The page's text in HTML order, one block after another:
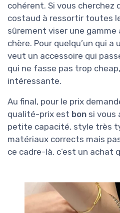
cohérent. Si vous cherchez
costaud à ressortir toutes
sûrement viser une gamme
chère. Pour quelqu’un qui
veut un accessoire qui
qui ne fasse pas trop
intéressante.
Au final, pour le prix
qualité-prix est bon si vous
petite capacité, style très
matériaux corrects mais
ce cadre-là, c’est un achat